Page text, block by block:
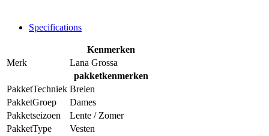
Specifications
Kenmerken
Merk
Lana Grossa
pakketkenmerken
PakketTechniek Breien
PakketGroep
Dames
Pakketseizoen
Lente / Zomer
PakketType
Vesten